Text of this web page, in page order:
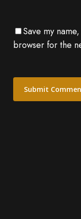
Save my
browser for the